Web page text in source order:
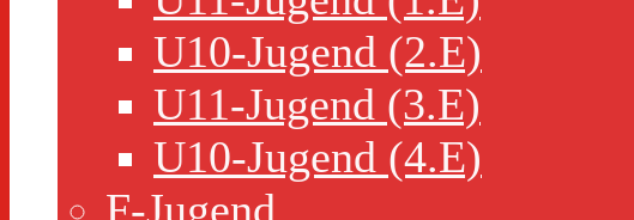
U10-Jugend (2.E)
U11-Jugend (3.E)
U10-Jugend (4.E)
F-Jugend